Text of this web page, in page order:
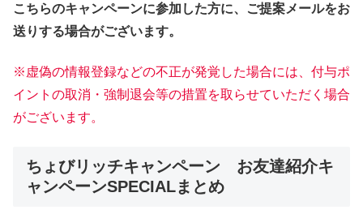
こちらのキャンペーンに参加した方に、ご提案メールをお
送りする場合がございます。
※虚偽の情報登録などの不正が発覚した場合には、付与ポ
イントの取消・強制退会等の措置を取らせていただく場合
がございます。
ちょびリッチキャンペーン お友達紹介キ
ャンペーンSPECIALまとめ